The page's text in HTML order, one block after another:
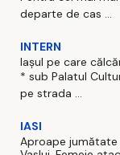
departe de cas ...
INTERN
Iașul pe care
* sub Palatul
pe strada ...
IASI
Aproape jumătate